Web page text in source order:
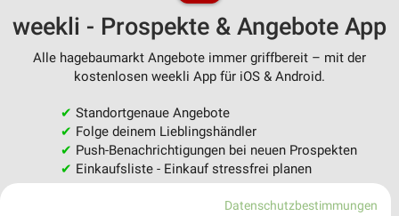
weekli - Prospekte & Angebote App
Alle hagebaumarkt Angebote immer griffbereit – mit der
kostenlosen weekli App für iOS & Android.
✔ Standortgenaue Angebote
✔ Folge deinem Lieblingshändler
✔ Push-Benachrichtigungen bei neuen Prospekten
✔ Einkaufsliste - Einkauf stressfrei planen
JETZT LADEN UND SPAREN!
Datenschutzbestimmungen